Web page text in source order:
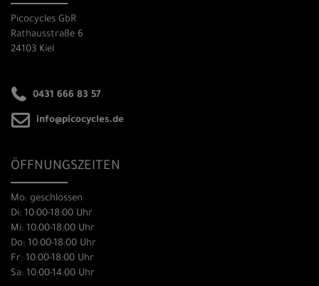
Picocycles GbR
Rathausstraße 6
24103 Kiel
0431 666 83 57
info@picocycles.de
ÖFFNUNGSZEITEN
Mo: geschlossen
Di: 10:00-18:00 Uhr
Mi: 10:00-18:00 Uhr
Do: 10:00-18:00 Uhr
Fr: 10:00-18:00 Uhr
Sa: 10:00-14:00 Uhr